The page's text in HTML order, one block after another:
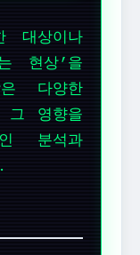
대상이나
현상’을
다양한
그 영향을
분석과